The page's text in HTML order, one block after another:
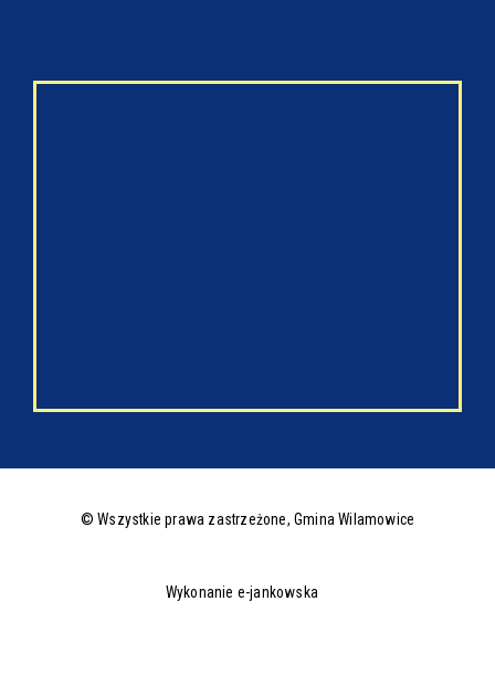
© Wszystkie prawa zastrzeżone, Gmina Wilamowice
Wykonanie e-jankowska